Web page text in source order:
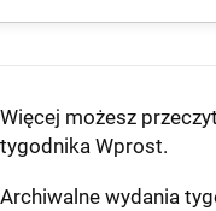
Więcej możesz
tygodnika Wprost.
Archiwalne wydania